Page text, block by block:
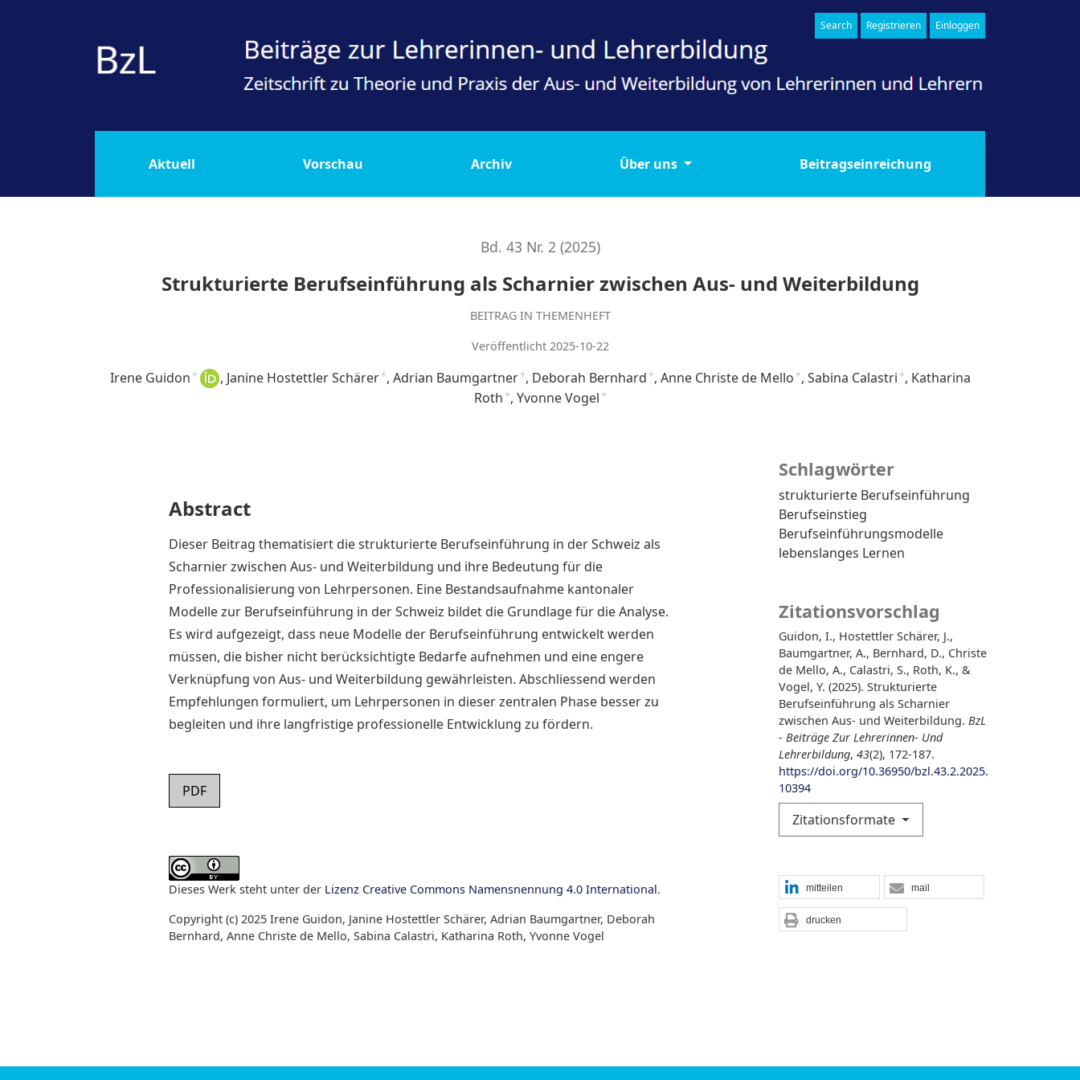
Aktuell Vorschau Archiv Über uns Beitragseinreichung
Search Registrieren Einloggen
Bd. 43 Nr. 2 (2025)
Strukturierte Berufseinführung als Scharnier zwischen Aus- und Weiterbildung
BEITRAG IN THEMENHEFT
Veröffentlicht 2025-10-22
Irene Guidon + Janine Hostettler Schärer+ Adrian Baumgartner+ Deborah Bernhard + Anne Christe de Mello + Sabina Calastri +
Katharina
Roth + Yvonne Vogel +
Schlagwörter
strukturierte Berufseinführung
Berufseinstieg
Berufseinführungsmodelle
lebenslanges Lernen
Zitationsvorschlag
Guidon, I., Hostettler Schärer, J.,
Baumgartner, A., Bernhard, D., Christe
de Mello, A., Calastri, S., Roth, K., &
Vogel, Y. (2025). Strukturierte
Berufseinführung als Scharnier
zwischen Aus- und Weiterbildung. BzL
- Beiträge Zur Lehrerinnen- Und
Lehrerbildung, 43(2), 172-187.
https://doi.org/10.36950/bzl.43.2.2025.
10394
Zitationsformate
mitteilen mail
drucken
Abstract
Dieser Beitrag thematisiert die strukturierte Berufseinführung in der Schweiz als
Scharnier zwischen Aus- und Weiterbildung und ihre Bedeutung für die
Professionalisierung von Lehrpersonen. Eine Bestandsaufnahme kantonaler
Modelle zur Berufseinführung in der Schweiz bildet die Grundlage für die Analyse.
Es wird aufgezeigt, dass neue Modelle der Berufseinführung entwickelt werden
müssen, die bisher nicht berücksichtigte Bedarfe aufnehmen und eine engere
Verknüpfung von Aus- und Weiterbildung gewährleisten. Abschliessend werden
Empfehlungen formuliert, um Lehrpersonen in dieser zentralen Phase besser zu
begleiten und ihre langfristige professionelle Entwicklung zu fördern.
PDF
Dieses Werk steht unter der Lizenz Creative Commons Namensnennung 4.0 International.
Copyright (c) 2025 Irene Guidon, Janine Hostettler Schärer, Adrian Baumgartner, Deborah
Bernhard, Anne Christe de Mello, Sabina Calastri, Katharina Roth, Yvonne Vogel